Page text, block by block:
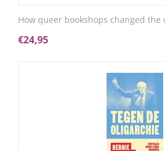
How queer bookshops changed the
€24,95